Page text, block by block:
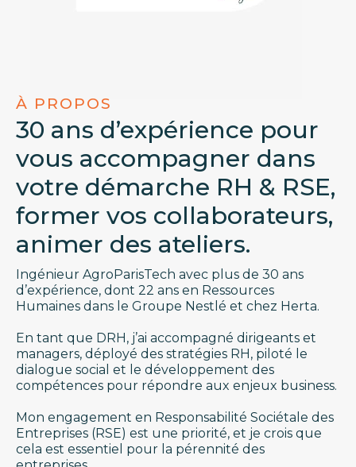
À PROPOS
30 ans d’expérience pour
vous accompagner dans
votre démarche RH & RSE,
former vos collaborateurs,
animer des ateliers.
Ingénieur AgroParisTech avec plus de 30 ans
d’expérience, dont 22 ans en Ressources
Humaines dans le Groupe Nestlé et chez Herta.
En tant que DRH, j’ai accompagné dirigeants et
managers, déployé des stratégies RH, piloté le
dialogue social et le développement des
compétences pour répondre aux enjeux business.
Mon engagement en Responsabilité Sociétale des
Entreprises (RSE) est une priorité, et je crois que
cela est essentiel pour la pérennité des